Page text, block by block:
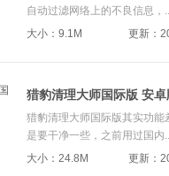
自动过滤网络上的不良信息，
大小：9.1M 更新：
猎豹清理大师国际版 安
猎豹清理大师国际版其实功
是要干净一些，之前用过国内
大小：24.8M 更新：